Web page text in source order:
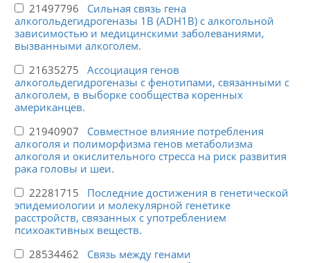
21497796 Сильная связь гена
алкогольдегидрогеназы 1B (ADH1B) с алкогольной
зависимостью и медицинскими заболеваниями,
вызванными алкоголем.
21635275 Ассоциация генов
алкогольдегидрогеназы с фенотипами, связанными с
алкоголем, в выборке сообщества коренных
американцев.
21940907 Совместное влияние потребления
алкоголя и полиморфизма генов метаболизма
алкоголя и окислительного стресса на риск развития
рака головы и шеи.
22281715 Последние достижения в генетической
эпидемиологии и молекулярной генетике
расстройств, связанных с употреблением
психоактивных веществ.
28534462 Связь между генами